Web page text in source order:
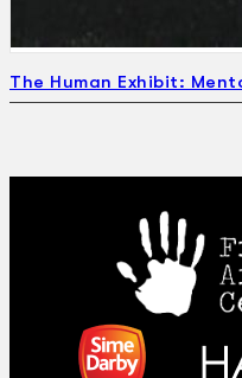
The Human Exhibit: